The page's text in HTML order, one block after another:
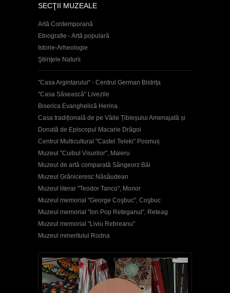
SECŢII MUZEALE
Artă Contemporană
Etnografie - Artă populară
Istorie-Arheologie
Ştiinţele Naturii
"Casa Argintarului" - Centrul German Bistrița
"Casa Săsească" Livezile
Biserica Evanghelică Herina
Casa tradițională de pe Văile Țibleșului Amenajată și
Donată de Episcopul Macarie Drăgoi
Centrul Multicultural "Castel Teleki" Posmuș
Muzeul "Cuibul Visurilor", Maieru
Muzeul de artă comparată Sângeorz Băi
Muzeul Grăniceresc Năsăudean
Muzeul literar "Teodor Tanco", Monor
Muzeul memorial "George Coşbuc", Coşbuc
Muzeul memorial "Ion Pop Reteganul", Reteag
Muzeul memorial "Liviu Rebreanu"
Muzeul mineritului Rodna